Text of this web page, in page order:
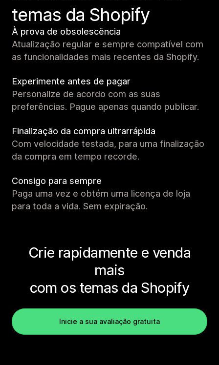
temas da Shopify
À prova de obsolescência
Atualização regular e sempre compatível com
as funcionalidades mais recentes da Shopify.
Experimente antes de pagar
Personalize de acordo com as suas
preferências. Pague apenas quando publicar.
Finalização da compra ultrarrápida
Com velocidade testada, para uma finalização
da compra em tempo recorde.
Consigo para sempre
Paga uma vez e obtém uma licença de loja
para toda a vida. Sem expiração.
Crie rapidamente e venda
mais
com os temas da Shopify
Inicie a sua avaliação gratuita